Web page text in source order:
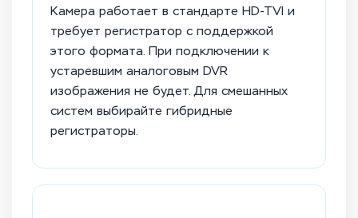
Камера работает в стандарте HD-TVI и
требует регистратор с поддержкой
этого формата. При подключении к
устаревшим аналоговым DVR
изображения не будет. Для смешанных
систем выбирайте гибридные
регистраторы.